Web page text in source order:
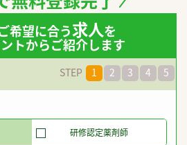
希望に合う求人を
トからご紹介します
STEP 1 2 3 4 5
研修認定薬剤師